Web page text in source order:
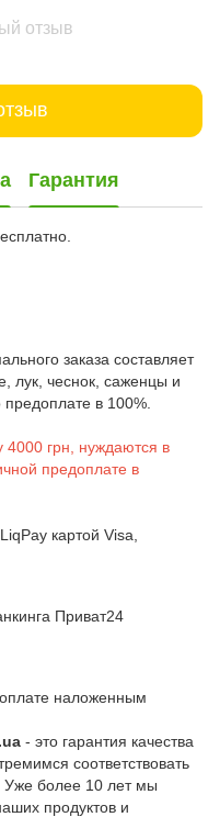
отзыв
Гарантия
заказа составляет
лук, чеснок, саженцы и
в 100%.
грн, нуждаются в
предоплате в
картой Visa,
Приват24
наложенным
- это гарантия качества
соответствовать
Уже более 10 лет мы
продуктов и